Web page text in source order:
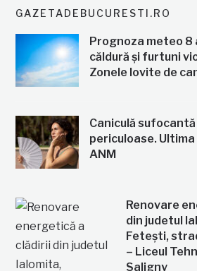
GAZETADEBUCURESTI.RO
Prognoza meteo 8
căldură și furtuni
Zonele lovite de
Caniculă
periculoase.
ANM
Renovare
din judetul
Fetești,
– Liceul
Saligny